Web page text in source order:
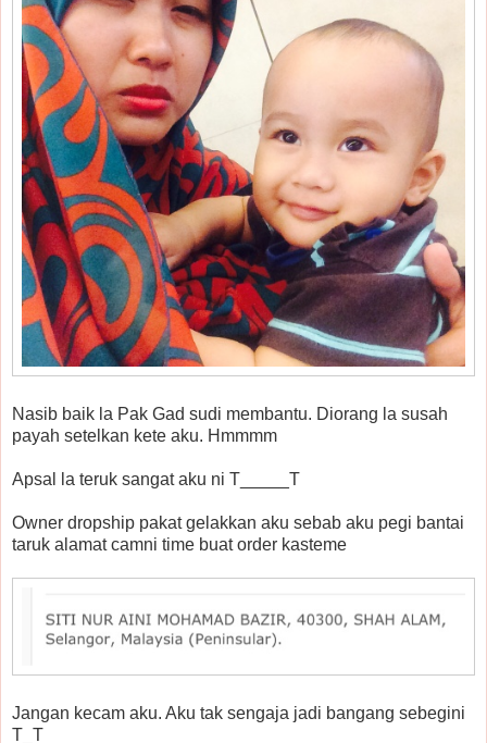
Nasib baik la Pak Gad sudi membantu. Diorang la susah
payah setelkan kete aku. Hmmmm
Apsal la teruk sangat aku ni T_____T
Owner dropship pakat gelakkan aku sebab aku pegi bantai
taruk alamat camni time buat order kasteme
Jangan kecam aku. Aku tak sengaja jadi bangang sebegini
T_T